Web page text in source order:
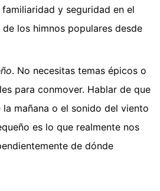
y seguridad en el
los himnos populares desde
. No necesitas temas épicos o
para conmover. Hablar de que
mañana o el sonido del viento
es lo que realmente nos
de dónde